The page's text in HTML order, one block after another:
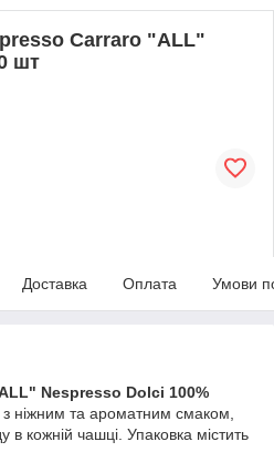
Carraro "ALL"
шт
Доставка Оплата Умови
Nespresso Dolci 100%
ніжним та ароматним смаком,
кожній чашці. Упаковка містить